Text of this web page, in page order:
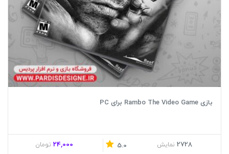
بازی Rambo The Video Game برای PC
2728 نمایش 5.0
24,000 تومان